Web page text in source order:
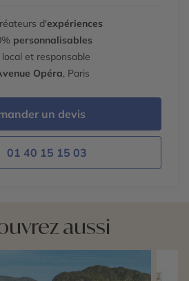
d'expériences
personnalisables
local et responsable
Opéra, Paris
un devis
01 40 15 15 03
aussi